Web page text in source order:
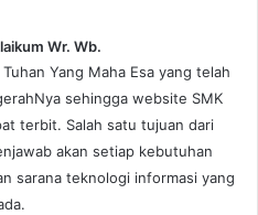
Wr. Wb.
Yang Maha Esa yang telah
sehingga website SMK
terbit. Salah satu tujuan dari
akan setiap kebutuhan
sarana teknologi informasi yang